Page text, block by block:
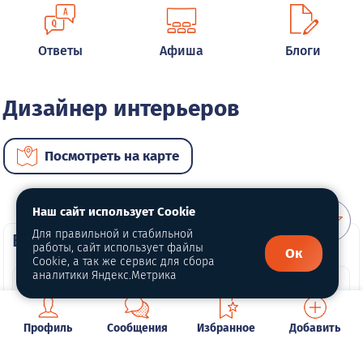
Ответы Афиша Блоги
Дизайнер интерьеров
Посмотреть на карте
ВИП услуги
Профиль Сообщения Избранное Добавить
Наш сайт использует Cookie
Для правильной и стабильной
работы, сайт использует файлы
Cookie, а так же сервис для сбора
аналитики Яндекс.Метрика
Ок